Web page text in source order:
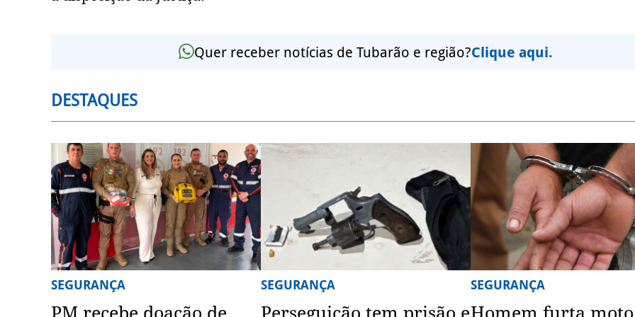
Quer receber notícias de Tubarão e região?Clique aqui.
DESTAQUES
SEGURANÇA SEGURANÇA SEGURANÇA